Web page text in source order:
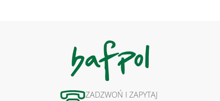
ZADZWOŃ I ZAPYTAJ